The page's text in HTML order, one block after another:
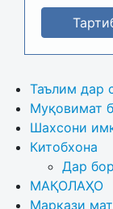
Таълим дар
Муқовимат
Шахсони
Китобхона
Дар
МАҚОЛАҲО
Маркази